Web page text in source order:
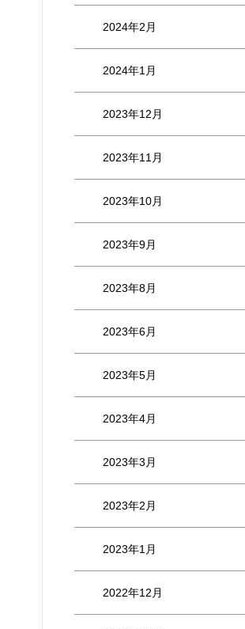
2024年2月
2024年1月
2023年12月
2023年11月
2023年10月
2023年9月
2023年8月
2023年6月
2023年5月
2023年4月
2023年3月
2023年2月
2023年1月
2022年12月